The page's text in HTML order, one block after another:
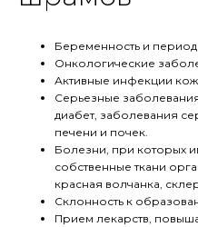
Беременность и период
Онкологические
Активные инфекции
Серьезные
диабет, заболевания
печени и почек.
Болезни, при которых
собственные ткани
красная волчанка,
Склонность к
Прием лекарств,